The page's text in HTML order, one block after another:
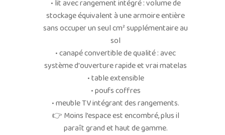
• lit avec rangement intégré : volume de
stockage équivalent à une armoire entière
sans occuper un seul cm² supplémentaire au
sol
• canapé convertible de qualité : avec
système d'ouverture rapide et vrai matelas
• table extensible
• poufs coffres
• meuble TV intégrant des rangements.
👉 Moins l’espace est encombré, plus il
paraît grand et haut de gamme.